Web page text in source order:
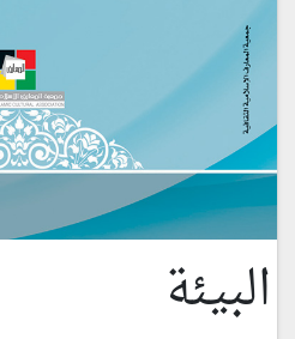
البيئة